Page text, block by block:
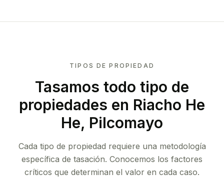
TIPOS DE PROPIEDAD
Tasamos todo tipo de
propiedades en Riacho He
He, Pilcomayo
Cada tipo de propiedad requiere una metodología
específica de tasación. Conocemos los factores
críticos que determinan el valor en cada caso.